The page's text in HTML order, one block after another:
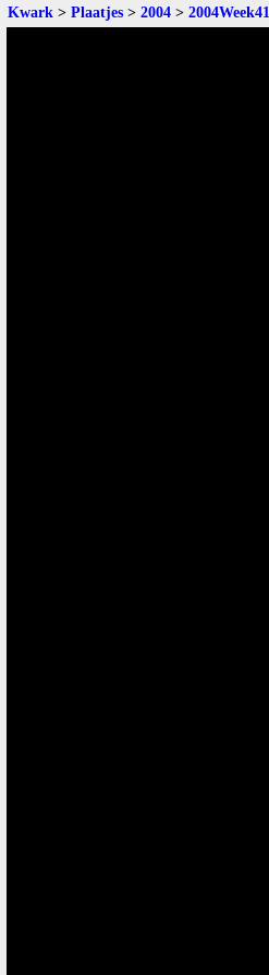
Kwark > Plaatjes > 2004 > 2004Week41